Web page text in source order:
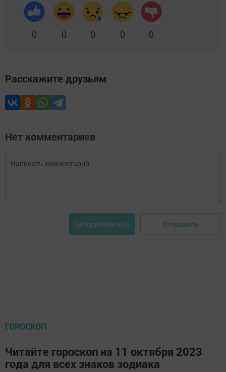
0 0 0 0 0
Расскажите друзьям
Нет комментариев
Авторизоваться Отправить
ГОРОСКОП
Читайте гороскоп на 11 октября 2023
года для всех знаков зодиака